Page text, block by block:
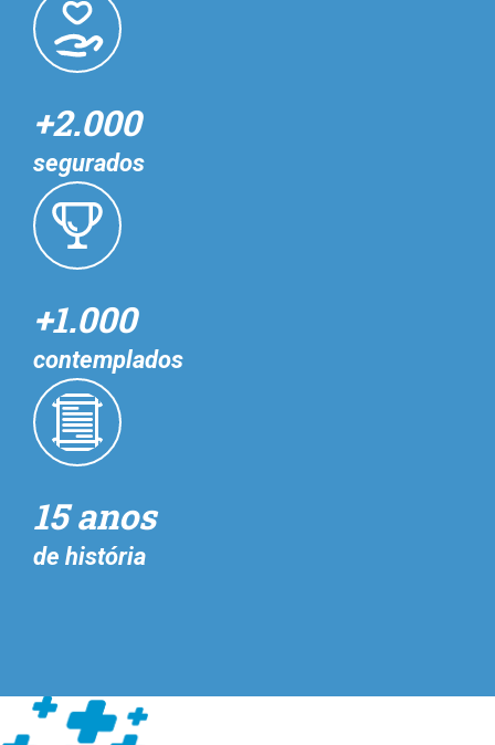
+2.000
segurados
+1.000
contemplados
15 anos
de história